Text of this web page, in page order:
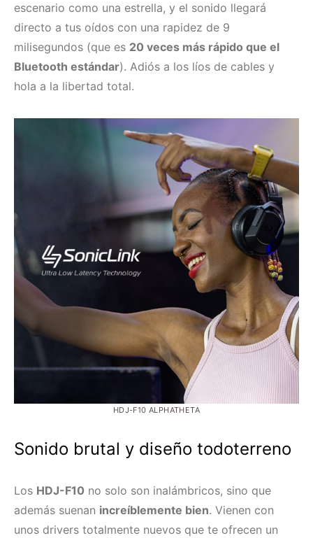
escenario como una estrella, y el sonido llegará
directo a tus oídos con una rapidez de 9
milisegundos (que es 20 veces más rápido que el
Bluetooth estándar). Adiós a los líos de cables y
hola a la libertad total.
HDJ-F10 ALPHATHETA
Sonido brutal y diseño todoterreno
Los HDJ-F10 no solo son inalámbricos, sino que
además suenan increíblemente bien. Vienen con
unos drivers totalmente nuevos que te ofrecen un